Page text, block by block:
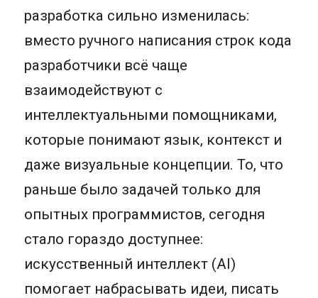
разработка сильно изменилась:
вместо ручного написания строк кода
разработчики всё чаще
взаимодействуют с
интеллектуальными помощниками,
которые понимают язык, контекст и
даже визуальные концепции. То, что
раньше было задачей только для
опытных программистов, сегодня
стало гораздо доступнее:
искусственный интеллект (AI)
помогает набрасывать идеи, писать